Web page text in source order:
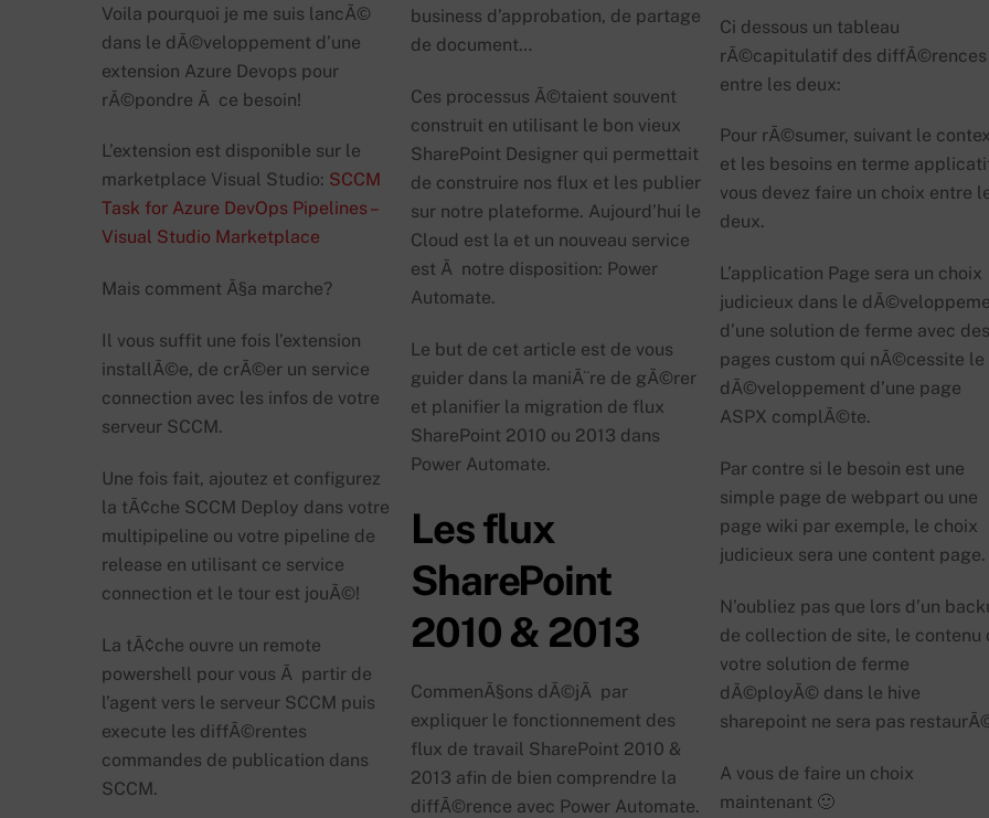
Voila pourquoi je me suis lancÃ©
dans le dÃ©veloppement d’une
extension Azure Devops pour
rÃ©pondre Ã ce besoin!
L’extension est disponible sur le
marketplace Visual Studio: SCCM
Task for Azure DevOps Pipelines –
Visual Studio Marketplace
Mais comment Ã§a marche?
Il vous suffit une fois l’extension
installÃ©e, de crÃ©er un service
connection avec les infos de votre
serveur SCCM.
Une fois fait, ajoutez et configurez
la tÃ¢che SCCM Deploy dans votre
multipipeline ou votre pipeline de
release en utilisant ce service
connection et le tour est jouÃ©!
La tÃ¢che ouvre un remote
powershell pour vous Ã partir de
l’agent vers le serveur SCCM puis
execute les diffÃ©rentes
commandes de publication dans
SCCM.
business d’approbation, de partage
de document…
Ces processus Ã©taient souvent
construit en utilisant le bon vieux
SharePoint Designer qui permettait
de construire nos flux et les publier
sur notre plateforme. Aujourd’hui le
Cloud est la et un nouveau service
est Ã notre disposition: Power
Automate.
Le but de cet article est de vous
guider dans la maniÃ¨re de gÃ©rer
et planifier la migration de flux
SharePoint 2010 ou 2013 dans
Power Automate.
Les flux
SharePoint
2010 & 2013
CommenÃ§ons dÃ©jÃ par
expliquer le fonctionnement des
flux de travail SharePoint 2010 &
2013 afin de bien comprendre la
diffÃ©rence avec Power Automate.
Ci dessous un tableau
rÃ©capitulatif des diffÃ©rences
entre les deux:
Pour rÃ©sumer, suivant le
et les besoins en terme
vous devez faire un choix entre
deux.
L’application Page sera un choix
judicieux dans le
d’une solution de ferme avec
pages custom qui nÃ©cessite le
dÃ©veloppement d’une page
ASPX complÃ©te.
Par contre si le besoin est une
simple page de webpart ou une
page wiki par exemple, le choix
judicieux sera une content page.
N’oubliez pas que lors d’un
de collection de site, le contenu
votre solution de ferme
dÃ©ployÃ© dans le hive
sharepoint ne sera pas
A vous de faire un choix
maintenant 🙂